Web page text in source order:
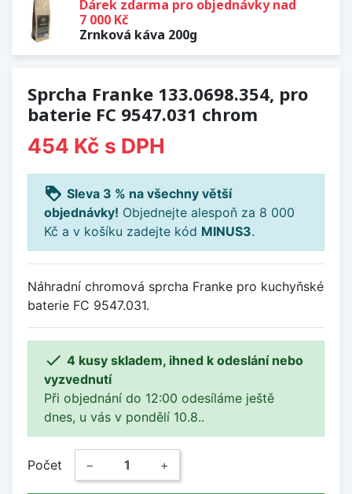
Dárek zdarma pro objednávky nad
7 000 Kč
Zrnková káva 200g
Sprcha Franke 133.0698.354, pro
baterie FC 9547.031 chrom
454 Kč s DPH
loyalty Sleva 3 % na všechny větší
objednávky! Objednejte alespoň za 8 000
Kč a v košíku zadejte kód MINUS3.
Náhradní chromová sprcha Franke pro kuchyňské
baterie FC 9547.031.
 4 kusy skladem, ihned k odeslání nebo
vyzvednutí
Při objednání do 12:00 odesíláme ještě
dnes, u vás v pondělí 10.8..
Počet − +